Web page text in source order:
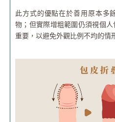
此方式的優點在於善用原本多
物；但實際增粗範圍仍須視個
重要，以避免外觀比例不均的情